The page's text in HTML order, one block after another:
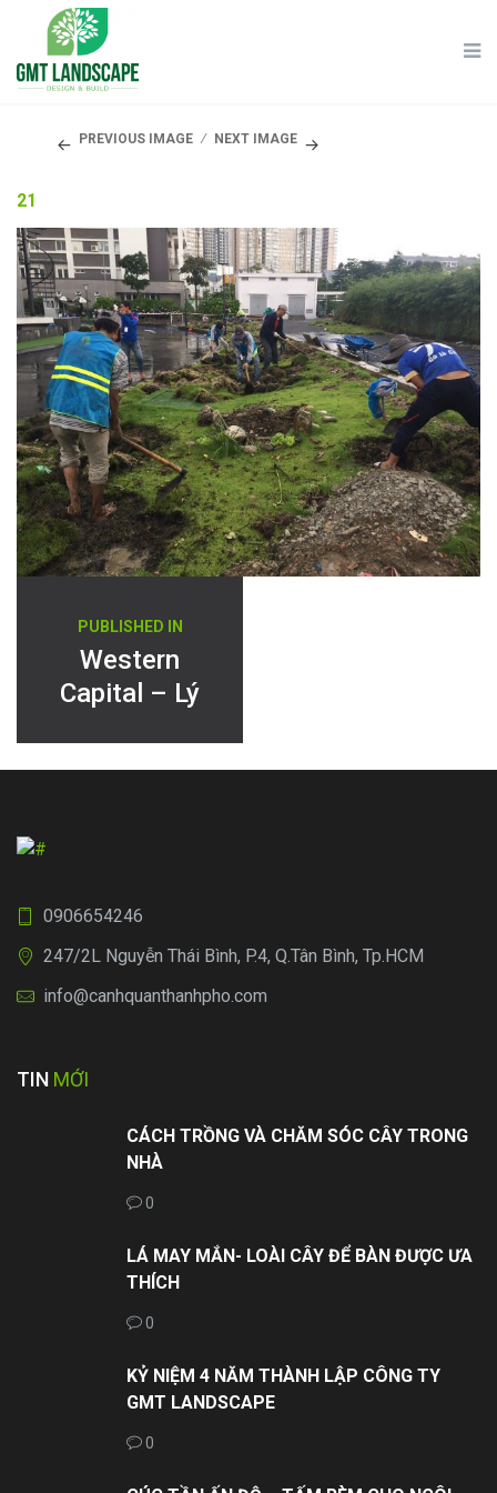
PREVIOUS IMAGE NEXT IMAGE
21
hướng
bài
viết
PUBLISHED IN
Western
Capital – Lý
0906654246
247/2L Nguyễn Thái Bình, P.4, Q.Tân Bình, Tp.HCM
info@canhquanthanhpho.com
TIN MỚI
CÁCH TRỒNG VÀ CHĂM SÓC CÂY TRONG
NHÀ
0
LÁ MAY MẮN- LOÀI CÂY ĐỂ BÀN ĐƯỢC ƯA
THÍCH
0
KỶ NIỆM 4 NĂM THÀNH LẬP CÔNG TY
GMT LANDSCAPE
0